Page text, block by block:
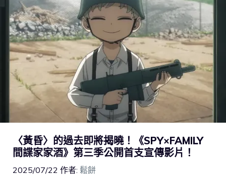
〈黃昏〉的過去即將揭曉！《SPY×FAMILY
間諜家家酒》第三季公開首支宣傳影片！
2025/07/22 作者: 鬆餅